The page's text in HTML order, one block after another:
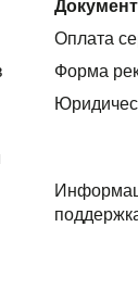
Оплата
Форма